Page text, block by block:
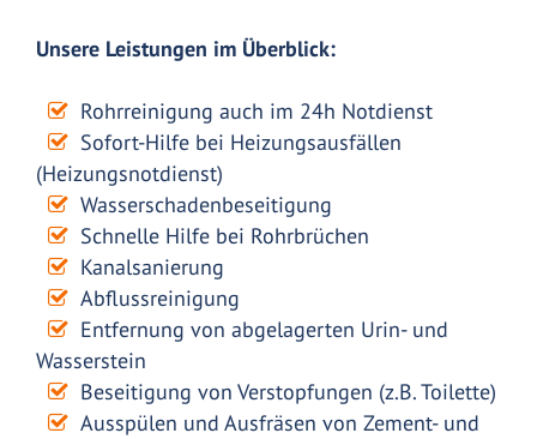
Unsere Leistungen im Überblick:
Rohrreinigung auch im 24h Notdienst
Sofort-Hilfe bei Heizungsausfällen
(Heizungsnotdienst)
Wasserschadenbeseitigung
Schnelle Hilfe bei Rohrbrüchen
Kanalsanierung
Abflussreinigung
Entfernung von abgelagerten Urin- und
Wasserstein
Beseitigung von Verstopfungen (z.B. Toilette)
Ausspülen und Ausfräsen von Zement- und